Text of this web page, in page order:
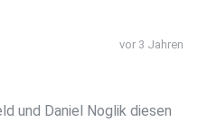
vor 3 Jahren
und Daniel Noglik diesen